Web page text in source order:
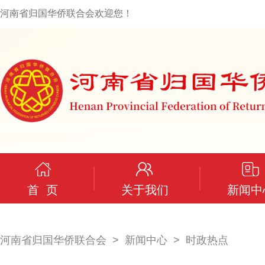
河南省归国华侨联合会欢迎您！
首 页 关于我们 新闻中
河南省归国华侨联合会 新闻中心 时政热点